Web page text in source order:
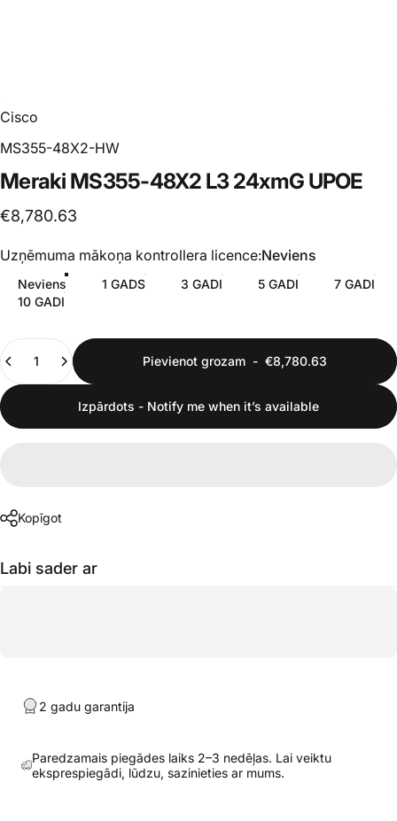
Cisco
MS355-48X2-HW
Meraki MS355-48X2 L324xmG UPOE
€8,780.63
Uzņēmuma mākoņa kontrollera licence
Uzņēmuma mākoņa kontrollera licence:Neviens
Neviens 1 GADS 3 GADI 5 GADI
7 GADI
10 GADI
Pievienot grozam - €8,780.63
Izpārdots - Notify me when it’s available
Kopīgot
Labi sader ar
2 gadu garantija
Paredzamais piegādes laiks 2–3 nedēļas. Lai veiktu
eksprespiegādi, lūdzu, sazinieties ar mums.